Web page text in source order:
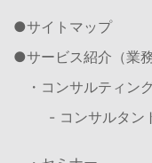
サイトマップ
サービス紹介（業務
・コンサルティン
- コンサルタン